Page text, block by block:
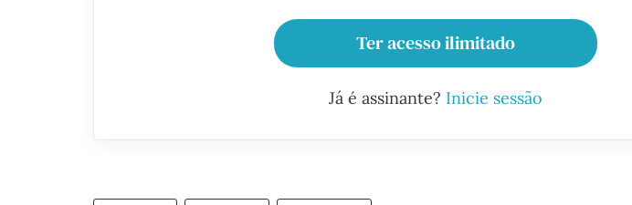
Ter acesso ilimitado
Já é assinante? Inicie sessão